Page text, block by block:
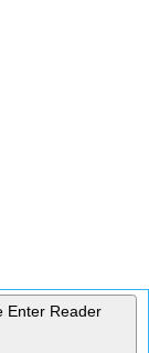
Enter Reader